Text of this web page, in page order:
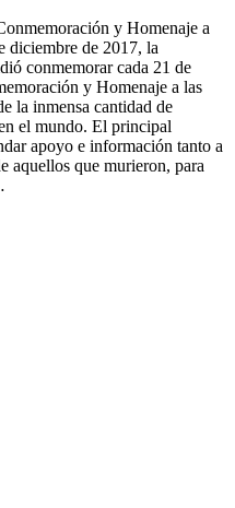
y Homenaje a
diciembre de 2017, la
conmemorar cada 21 de
y Homenaje a las
la inmensa cantidad de
el mundo. El principal
apoyo e información tanto a
aquellos que murieron, para